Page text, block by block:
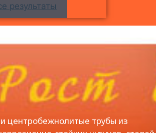
результаты
центробежнолитые трубы из